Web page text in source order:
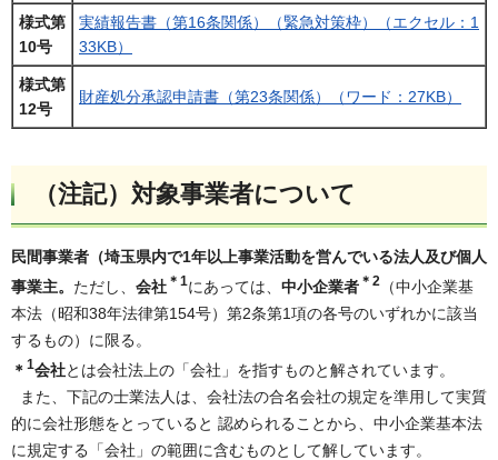
様式第
10号
実績報告書（第16条関係）（緊急対策枠）（エクセル：1
33KB）
様式第
12号
財産処分承認申請書（第23条関係）（ワード：27KB）
（注記）対象事業者について
民間事業者（埼玉県内で1年以上事業活動を営んでいる法人及び個人
事業主。 ただし、 会社 ＊1にあっては、 中小企業者 ＊2
（中小企業基
本法（昭和38年法律第154号）第2条第1項の各号のいずれかに該当
するもの）に限る。
＊ 1会社とは会社法上の「会社」を指すものと解されています。
また、下記の士業法人は、会社法の合名会社の規定を準用して実質
的に会社形態をとっていると 認められることから、中小企業基本法
に規定する「会社」の範囲に含むものとして解しています。